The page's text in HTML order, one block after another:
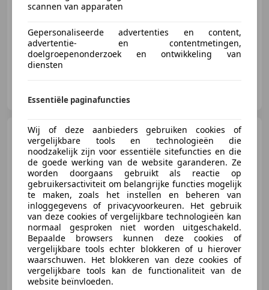
07/2000 156.640 km Benzine 270 kW (367 PK)
NL-9206 AK DRACHTEN
Mercedes-Benz CL 600
V12 (W215)
€ 49.950
01/2004 66.748 km Benzine 368 kW (500 PK)
scannen van apparaten
Gepersonaliseerde advertenties en content,
advertentie- en contentmetingen,
doelgroepenonderzoek en ontwikkeling van
diensten
Essentiële paginafuncties
Wij of deze aanbieders gebruiken cookies of
vergelijkbare tools en technologieën die
noodzakelijk zijn voor essentiële sitefuncties en die
de goede werking van de website garanderen. Ze
worden doorgaans gebruikt als reactie op
gebruikersactiviteit om belangrijke functies mogelijk
te maken, zoals het instellen en beheren van
inloggegevens of privacyvoorkeuren. Het gebruik
van deze cookies of vergelijkbare technologieën kan
normaal gesproken niet worden uitgeschakeld.
Bepaalde browsers kunnen deze cookies of
vergelijkbare tools echter blokkeren of u hierover
waarschuwen. Het blokkeren van deze cookies of
vergelijkbare tools kan de functionaliteit van de
website beïnvloeden.